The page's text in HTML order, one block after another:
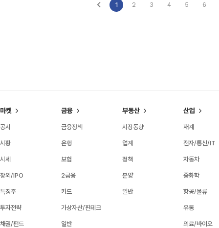
1 2 3 4 5 6
마켓
공시
시황
시세
장외/IPO
특징주
투자전략
채권/펀드
금융
금융정책
은행
보험
2금융
카드
가상자산/핀테크
일반
부동산
시장동향
업계
정책
분양
일반
산업
재계
전자/통신/IT
자동차
중화학
항공/물류
유통
의료/바이오